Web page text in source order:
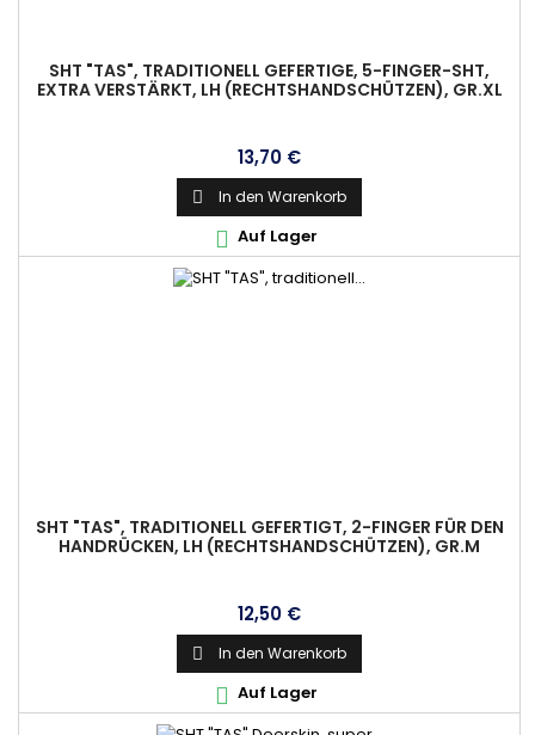
SHT "TAS", TRADITIONELL GEFERTIGE, 5-FINGER-SHT,
EXTRA VERSTÄRKT, LH (RECHTSHANDSCHÜTZEN), GR.XL
Preis
13,70 €
 In den Warenkorb
 Auf Lager
SHT "TAS", TRADITIONELL GEFERTIGT, 2-FINGER FÜR DEN
HANDRÜCKEN, LH (RECHTSHANDSCHÜTZEN), GR.M
Preis
12,50 €
 In den Warenkorb
 Auf Lager